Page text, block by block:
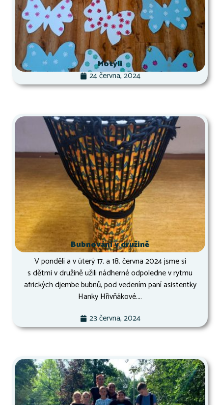
Motýli
24 června, 2024
Bubnování v družině
V pondělí a v úterý 17. a 18. června 2024 jsme si
s dětmi v družině užili nádherné odpoledne v rytmu
afrických djembe bubnů, pod vedením paní asistentky
Hanky Hřivňákové....
23 června, 2024